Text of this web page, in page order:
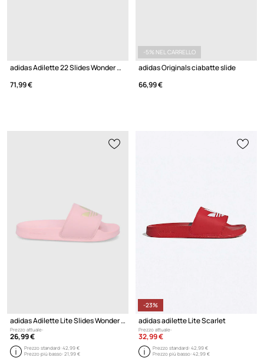
adidas Adilette 22 Slides Wonder Silver
71,99 €
-5% NEL CARRELLO
adidas Originals ciabatte slide
66,99 €
adidas Adilette Lite Slides Wonder Mauve Matte Gold
Prezzo attuale:
26,99 €
Prezzo standard:42,99 €
Prezzo più basso:21,99 €
-23%
adidas adilette Lite Scarlet
Prezzo attuale:
32,99 €
Prezzo standard:42,99 €
Prezzo più basso:42,99 €